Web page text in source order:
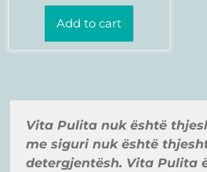
Add to cart
Vita Pulita nuk është
me siguri nuk është
detergjentësh. Vita Pulita